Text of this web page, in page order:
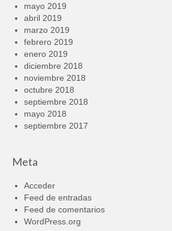
mayo 2019
abril 2019
marzo 2019
febrero 2019
enero 2019
diciembre 2018
noviembre 2018
octubre 2018
septiembre 2018
mayo 2018
septiembre 2017
Meta
Acceder
Feed de entradas
Feed de comentarios
WordPress.org